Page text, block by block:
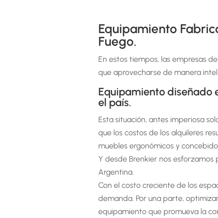
Equipamiento
Fuego.
En estos tiempos, las empresas
que aprovecharse de manera
Equipamiento diseñado
el país.
Esta situación, antes imperiosa
que los costos de los alquileres
muebles ergonómicos y
Y desde Brenkier nos
Argentina.
Con el costo creciente de los
demanda. Por una parte,
equipamiento que promueva la